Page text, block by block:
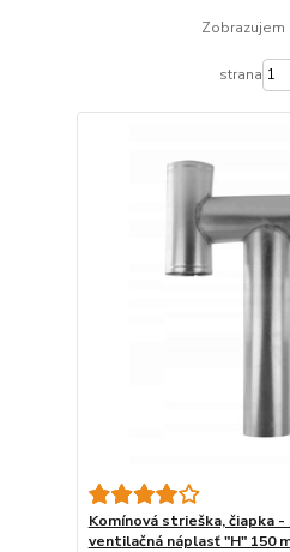
Zobrazujem
strana
Komínová strieška, čiapka -
ventilačná náplasť "H" 150